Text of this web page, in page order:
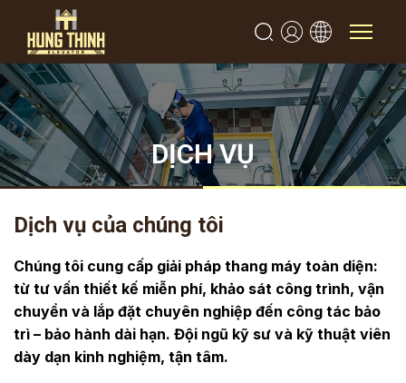
DỊCH VỤ
Dịch vụ của chúng tôi
Chúng tôi cung cấp giải pháp thang máy toàn diện:
từ tư vấn thiết kế miễn phí, khảo sát công trình, vận
chuyển và lắp đặt chuyên nghiệp đến công tác bảo
trì – bảo hành dài hạn. Đội ngũ kỹ sư và kỹ thuật viên
dày dạn kinh nghiệm, tận tâm.